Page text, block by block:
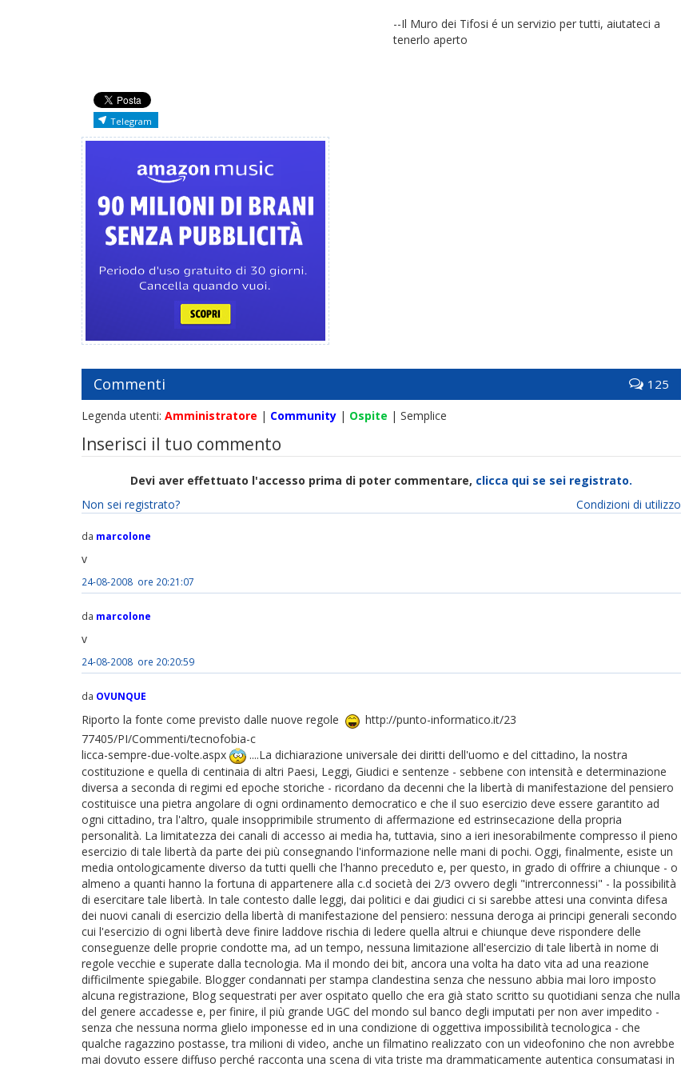
--Il Muro dei Tifosi é un servizio per tutti, aiutateci a
tenerlo aperto
Telegram
Commenti 125
Legenda utenti: Amministratore | Community | Ospite | Semplice
Inserisci il tuo commento
Devi aver effettuato l'accesso prima di poter commentare, clicca qui se sei registrato.
Condizioni di utilizzo
Non sei registrato?
da marcolone
v
24-08-2008 ore 20:21:07
da marcolone
v
24-08-2008 ore 20:20:59
da OVUNQUE
Riporto la fonte come previsto dalle nuove regole
http://punto-informatico.it/23
77405/PI/Commenti/tecnofobia-c
licca-sempre-due-volte.aspx
....La dichiarazione universale dei diritti dell'uomo e del cittadino, la nostra
costituzione e quella di centinaia di altri Paesi, Leggi, Giudici e sentenze - sebbene con intensità e determinazione
diversa a seconda di regimi ed epoche storiche - ricordano da decenni che la libertà di manifestazione del pensiero
costituisce una pietra angolare di ogni ordinamento democratico e che il suo esercizio deve essere garantito ad
ogni cittadino, tra l'altro, quale insopprimibile strumento di affermazione ed estrinsecazione della propria
personalità. La limitatezza dei canali di accesso ai media ha, tuttavia, sino a ieri inesorabilmente compresso il pieno
esercizio di tale libertà da parte dei più consegnando l'informazione nelle mani di pochi. Oggi, finalmente, esiste un
media ontologicamente diverso da tutti quelli che l'hanno preceduto e, per questo, in grado di offrire a chiunque - o
almeno a quanti hanno la fortuna di appartenere alla c.d società dei 2/3 ovvero degli "intrerconnessi" - la possibilità
di esercitare tale libertà. In tale contesto dalle leggi, dai politici e dai giudici ci si sarebbe attesi una convinta difesa
dei nuovi canali di esercizio della libertà di manifestazione del pensiero: nessuna deroga ai principi generali secondo
cui l'esercizio di ogni libertà deve finire laddove rischia di ledere quella altrui e chiunque deve rispondere delle
conseguenze delle proprie condotte ma, ad un tempo, nessuna limitazione all'esercizio di tale libertà in nome di
regole vecchie e superate dalla tecnologia. Ma il mondo dei bit, ancora una volta ha dato vita ad una reazione
difficilmente spiegabile. Blogger condannati per stampa clandestina senza che nessuno abbia mai loro imposto
alcuna registrazione, Blog sequestrati per aver ospitato quello che era già stato scritto su quotidiani senza che nulla
del genere accadesse e, per finire, il più grande UGC del mondo sul banco degli imputati per non aver impedito -
senza che nessuna norma glielo imponesse ed in una condizione di oggettiva impossibilità tecnologica - che
qualche ragazzino postasse, tra milioni di video, anche un filmatino realizzato con un videofonino che non avrebbe
mai dovuto essere diffuso perché racconta una scena di vita triste ma drammaticamente autentica consumatasi in